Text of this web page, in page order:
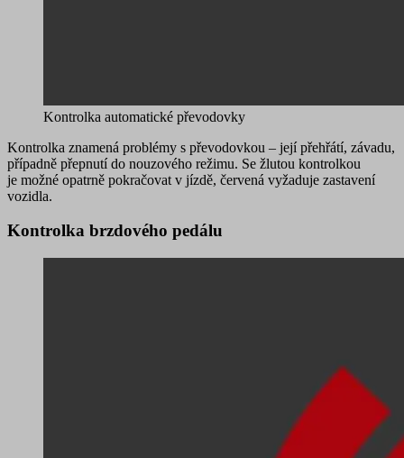
Kontrolka automatické převodovky
Kontrolka znamená problémy s převodovkou – její přehřátí, závadu,
případně přepnutí do nouzového režimu. Se žlutou kontrolkou
je možné opatrně pokračovat v jízdě, červená vyžaduje zastavení
vozidla.
Kontrolka brzdového pedálu